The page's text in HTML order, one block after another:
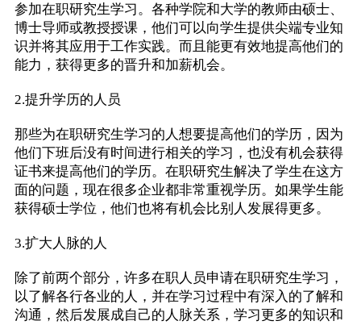
参加在职研究生学习。各种学院和大学的教师由硕士、
博士导师或教授授课，他们可以向学生提供尖端专业知
识并将其应用于工作实践。而且能更有效地提高他们的
能力，获得更多的晋升和加薪机会。
2.提升学历的人员
那些为在职研究生学习的人想要提高他们的学历，因为
他们下班后没有时间进行相关的学习，也没有机会获得
证书来提高他们的学历。在职研究生解决了学生在这方
面的问题，现在很多企业都非常重视学历。如果学生能
获得硕士学位，他们也将有机会比别人发展得更多。
3.扩大人脉的人
除了前两个部分，许多在职人员申请在职研究生学习，
以了解各行各业的人，并在学习过程中有深入的了解和
沟通，然后发展成自己的人脉关系，学习更多的知识和